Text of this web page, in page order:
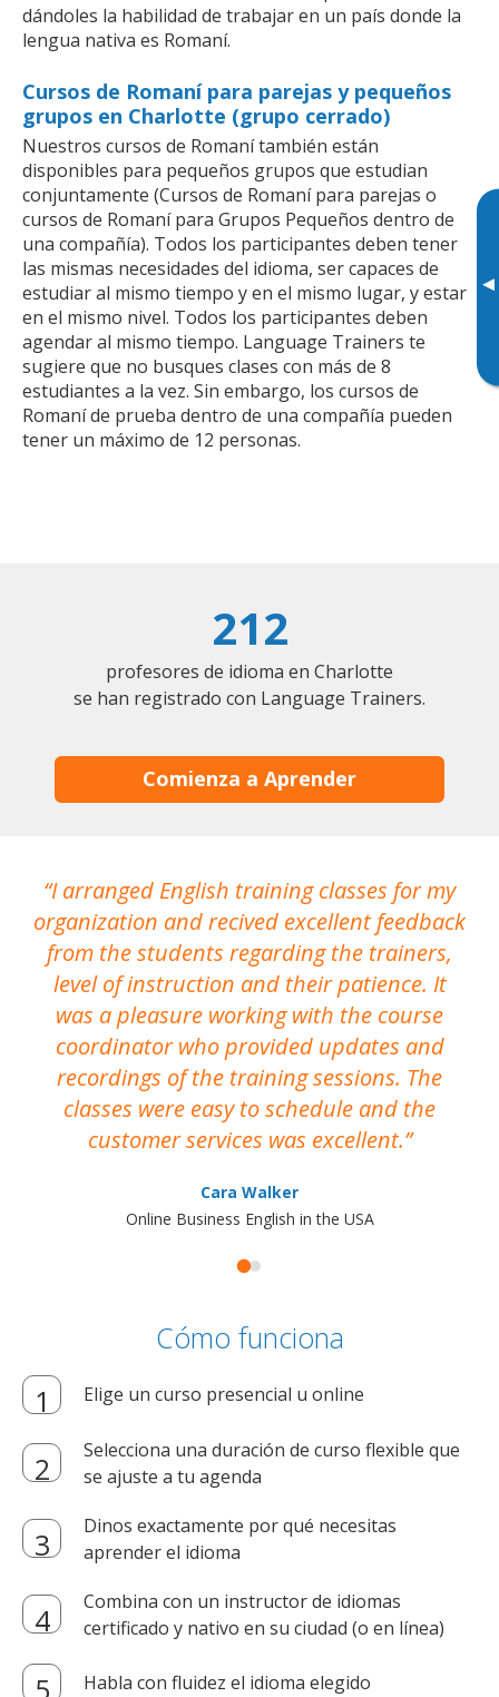
▸
dándoles la habilidad de trabajar en un país donde la
lengua nativa es Romaní.
Cursos de Romaní para parejas y pequeños
grupos en Charlotte (grupo cerrado)
Nuestros cursos de Romaní también están
disponibles para pequeños grupos que estudian
conjuntamente (Cursos de Romaní para parejas o
cursos de Romaní para Grupos Pequeños dentro de
una compañía). Todos los participantes deben tener
las mismas necesidades del idioma, ser capaces de
estudiar al mismo tiempo y en el mismo lugar, y estar
en el mismo nivel. Todos los participantes deben
agendar al mismo tiempo. Language Trainers te
sugiere que no busques clases con más de 8
estudiantes a la vez. Sin embargo, los cursos de
Romaní de prueba dentro de una compañía pueden
tener un máximo de 12 personas.
212
profesores de idioma en Charlotte
se han registrado con Language Trainers.
Comienza a Aprender
I arranged English training classes for my
organization and recived excellent feedback
from the students regarding the trainers,
level of instruction and their patience. It
was a pleasure working with the course
coordinator who provided updates and
recordings of the training sessions. The
classes were easy to schedule and the
customer services was excellent.
Cara Walker
Online Business English in the USA
Cómo funciona
Elige un curso presencial u online
Selecciona una duración de curso flexible que
se ajuste a tu agenda
Dinos exactamente por qué necesitas
aprender el idioma
Combina con un instructor de idiomas
certificado y nativo en su ciudad (o en línea)
Habla con fluidez el idioma elegido